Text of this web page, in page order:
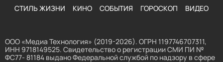
СТИЛЬ ЖИЗНИ КИНО СОБЫТИЯ ГОРОСКОП ВИДЕО
ООО «Медиа Технология» (2019-2026). ОГРН 1197746707311,
ИНН 9718149525. Свидетельство о регистрации СМИ ПИ №
ФС77- 81184 выдано Федеральной службой по надзору в сфере